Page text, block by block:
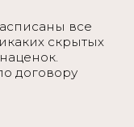
все
скрытых
договору